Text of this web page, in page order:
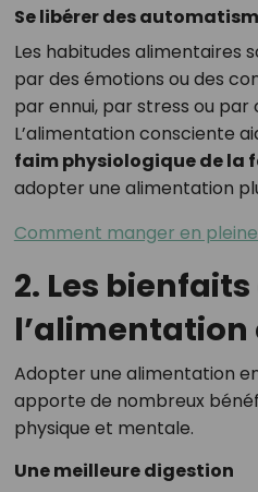
Se libérer des
Les habitudes alimentaires
par des émotions ou des
par ennui, par stress ou par
L’alimentation consciente
faim physiologique de la
adopter une alimentation
Comment manger en
2. Les bienfaits
Adopter une alimentation
apporte de nombreux
physique et mentale.
Une meilleure digestion